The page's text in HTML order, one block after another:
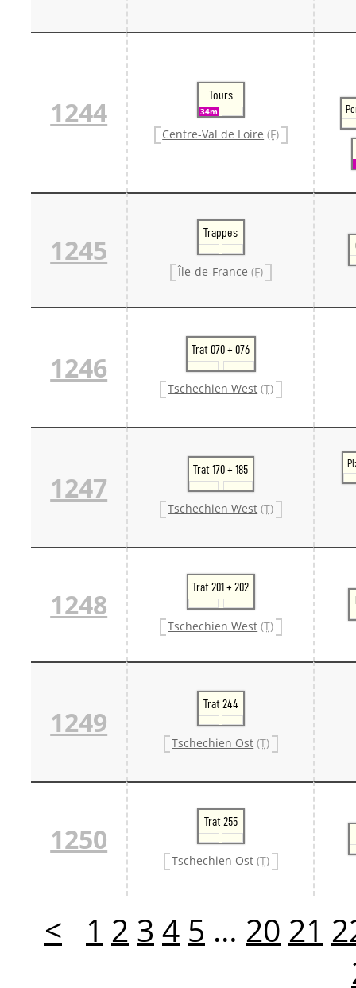
1244
Tours
34m
Centre-Val de Loire (F)
1245
Trappes
Île-de-France (F)
1246
Trat 070 + 076
Tschechien West (T)
1247
Trat 170 + 185
Tschechien West (T)
1248
Trat 201 + 202
Tschechien West (T)
1249
Trat 244
Tschechien Ost (T)
1250
Trat 255
Tschechien Ost (T)
< 1 2 3 4 5 … 20 21